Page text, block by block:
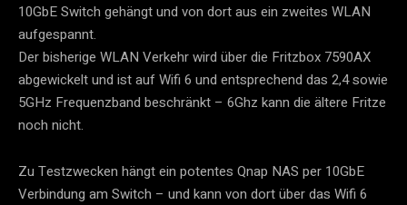
10GbE Switch gehängt und von dort aus ein zweites WLAN
aufgespannt.
Der bisherige WLAN Verkehr wird über die Fritzbox 7590AX
abgewickelt und ist auf Wifi 6 und entsprechend das 2,4 sowie
5GHz Frequenzband beschränkt – 6Ghz kann die ältere Fritze
noch nicht.
Zu Testzwecken hängt ein potentes Qnap NAS per 10GbE
Verbindung am Switch – und kann von dort über das Wifi 6